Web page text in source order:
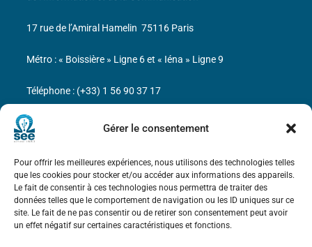
Gérer le consentement
Pour offrir les meilleures expériences, nous utilisons des technologies telles
que les cookies pour stocker et/ou accéder aux informations des appareils.
Le fait de consentir à ces technologies nous permettra de traiter des
données telles que le comportement de navigation ou les ID uniques sur ce
site. Le fait de ne pas consentir ou de retirer son consentement peut avoir
un effet négatif sur certaines caractéristiques et fonctions.
Bicentenaire des découvertes d’André-
Marie Ampère
Mentions légales
17 rue de l’Amiral Hamelin 75116 Paris
Métro : « Boissière » Ligne 6 et « Iéna » Ligne 9
Téléphone : (+33) 1 56 90 37 17
N° de SIREN : 785 393 232, Code APE : 9412Z TVA intra-
communautaire : FR44 785 393 232